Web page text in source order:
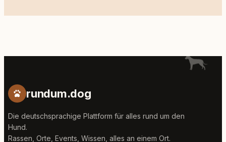
rundum.dog
Die deutschsprachige Plattform für alles rund um den
Hund.
Rassen, Orte, Events, Wissen, alles an einem Ort.